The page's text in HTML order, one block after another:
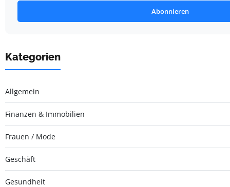
Abonnieren
Kategorien
Allgemein
Finanzen & Immobilien
Frauen / Mode
Geschäft
Gesundheit